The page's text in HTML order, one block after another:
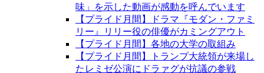
味」を示した動画が感動を呼んでいます
【プライド月間】ドラマ『モダン・ファミ
リー』リリー役の俳優がカミングアウト
【プライド月間】各地の大学の取組み
【プライド月間】トランプ大統領が来場し
たレミゼ公演にドラァグが抗議の参戦